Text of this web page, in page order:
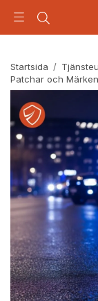
Startsida /
Patchar och